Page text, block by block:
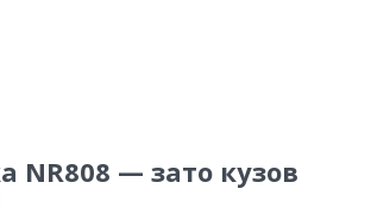
NR808 — зато кузов